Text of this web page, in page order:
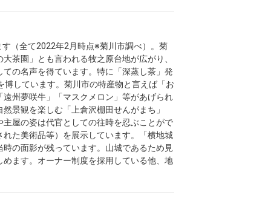
（全て2022年2月時点※菊川市調べ）。菊
茶園」とも言われる牧之原台地が広がり、
の名声を得ています。特に「深蒸し茶」発
しています。菊川市の特産物と言えば「お
州夢咲牛」「マスクメロン」等があげられ
景観を楽しむ「上倉沢棚田せんがまち」
屋の姿は代官としての往時を忍ぶことがで
た美術品等）を展示しています。「横地城
の面影が残っています。山城であるため見
ます。オーナー制度を採用している他、地